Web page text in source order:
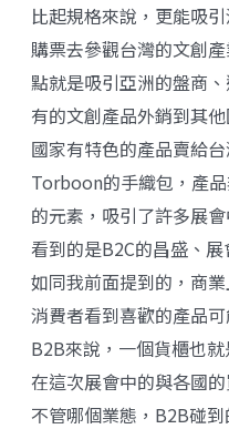
比起規格來說，更能吸
購票去參觀台灣的文創
點就是吸引亞洲的盤商
有的文創產品外銷到其
國家有特色的產品賣給
Torboon的手織包，產
的元素，吸引了許多展
看到的是B2C的昌盛、
如同我前面提到的，商
消費者看到喜歡的產品
B2B來說，一個貨櫃也
在這次展會中的與各國
不管哪個業態，B2B碰